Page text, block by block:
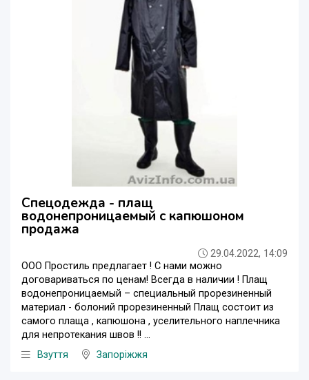
Спецодежда - плащ
водонепроницаемый с капюшоном
продажа
29.04.2022, 14:09
ООО Простиль предлагает ! С нами можно
договариваться по ценам! Всегда в наличии ! Плащ
водонепроницаемый – специальный прорезиненный
материал - болоний прорезиненный Плащ состоит из
самого плаща , капюшона , уселительного наплечника
для непротекания швов !! ...
Взуття
Запоріжжя